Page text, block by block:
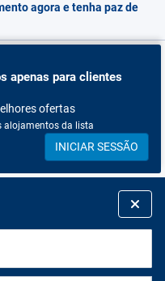
agora e tenha paz de
apenas para clientes
ofertas
alojamentos da lista
INICIAR SESSÃO